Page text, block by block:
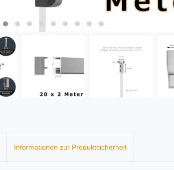
Informationen zur Produktsicherheit